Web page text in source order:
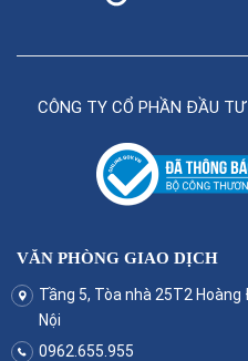
CÔNG TY CỔ PHẦN ĐẦU
VĂN PHÒNG GIAO DỊCH
Tầng 5, Tòa nhà 25T2
Nội
0962.655.955